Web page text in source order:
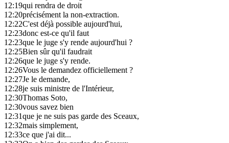
12:19qui rendra de droit
12:20précisément la non-extraction.
12:22C'est déjà possible aujourd'hui,
12:23donc est-ce qu'il faut
12:23que le juge s'y rende aujourd'hui ?
12:25Bien sûr qu'il faudrait
12:26que le juge s'y rende.
12:26Vous le demandez officiellement ?
12:27Je le demande,
12:28je suis ministre de l'Intérieur,
12:30Thomas Soto,
12:30vous savez bien
12:31que je ne suis pas garde des Sceaux,
12:32mais simplement,
12:33ce que j'ai dit...